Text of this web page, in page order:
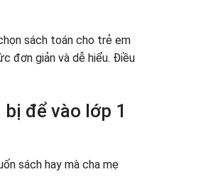
sách toán cho trẻ em
đơn giản và dễ hiểu. Điều
để vào lớp 1
sách hay mà cha mẹ